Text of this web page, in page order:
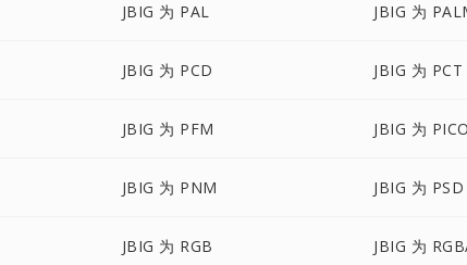
JBIG 为 PAL JBIG 为
JBIG 为 PCD JBIG 为 PCT
JBIG 为 PFM JBIG 为
JBIG 为 PNM JBIG 为 PSD
JBIG 为 RGB JBIG 为